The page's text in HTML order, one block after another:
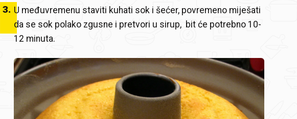
3. U međuvremenu staviti kuhati sok i šećer, povremeno miješati
da se sok polako zgusne i pretvori u sirup, bit će potrebno 10-
12 minuta.